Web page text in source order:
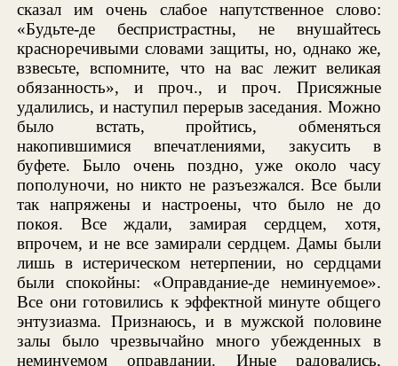
сказал им очень слабое напутственное слово:
«Будьте-де беспристрастны, не внушайтесь
красноречивыми словами защиты, но, однако же,
взвесьте, вспомните, что на вас лежит великая
обязанность», и проч., и проч. Присяжные
удалились, и наступил перерыв заседания. Можно
было встать, пройтись, обменяться
накопившимися впечатлениями, закусить в
буфете. Было очень поздно, уже около часу
пополуночи, но никто не разъезжался. Все были
так напряжены и настроены, что было не до
покоя. Все ждали, замирая сердцем, хотя,
впрочем, и не все замирали сердцем. Дамы были
лишь в истерическом нетерпении, но сердцами
были спокойны: «Оправдание-де неминуемое».
Все они готовились к эффектной минуте общего
энтузиазма. Признаюсь, и в мужской половине
залы было чрезвычайно много убежденных в
неминуемом оправдании. Иные радовались,